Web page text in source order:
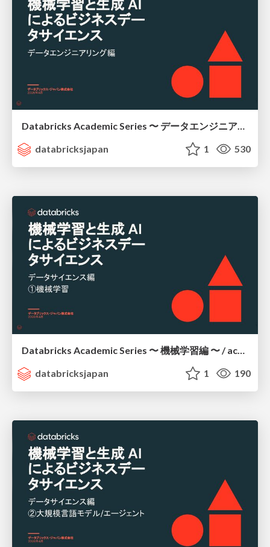
databricksjapan
1 530
Databricks Academic Series 〜 機械学習編 〜 / academic-series-ml
databricksjapan
1 190